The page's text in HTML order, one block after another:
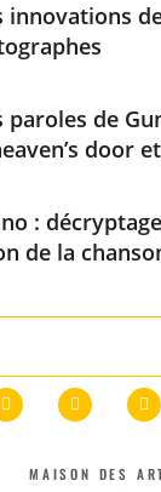
innovations
de
door
:
de la
MAISON DES